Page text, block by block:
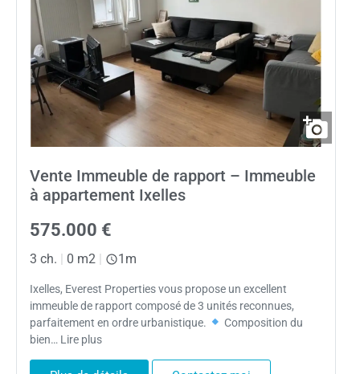
Vente Immeuble de rapport – Immeuble
à appartement Ixelles
575.000 €
3 ch. 0 m2 1m
Ixelles, Everest Properties vous propose un excellent
immeuble de rapport composé de 3 unités reconnues,
parfaitement en ordre urbanistique.
Composition du
bien… Lire plus